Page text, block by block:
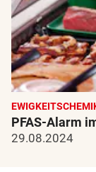
PFAS-Alarm
29.08.2024